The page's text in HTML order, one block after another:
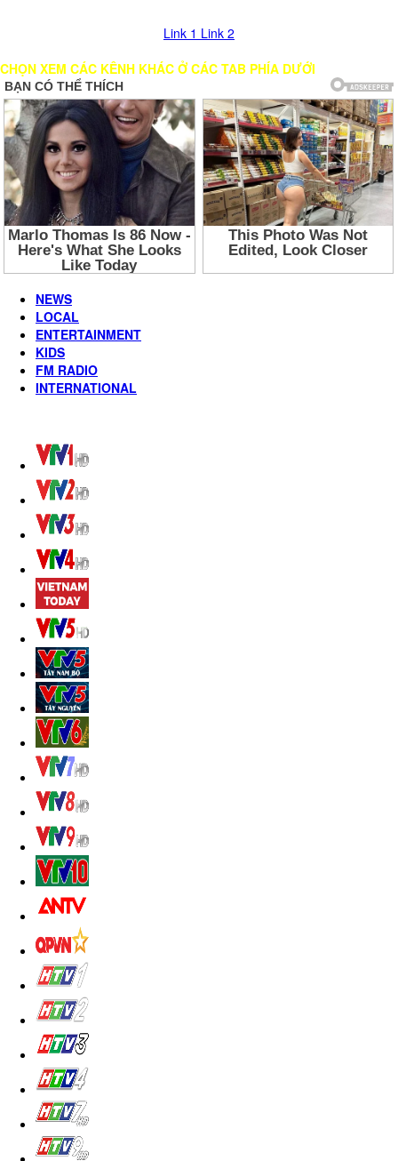
Link 1 Link 2
CHỌN XEM CÁC KÊNH KHÁC Ở CÁC TAB PHÍA DƯỚI
NEWS
LOCAL
ENTERTAINMENT
KIDS
FM RADIO
INTERNATIONAL